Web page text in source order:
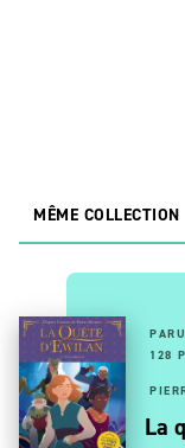
MÊME COLLECTION
128
La